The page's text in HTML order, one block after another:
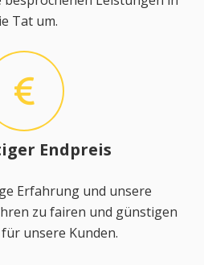
Tat um.
Endpreis
Erfahrung und unsere
zu fairen und günstigen
unsere Kunden.